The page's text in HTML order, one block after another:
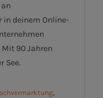
deinem Online-
90 Jahren
See.
,